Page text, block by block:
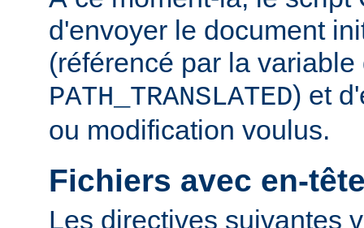
d'envoyer le document
(référencé par la
PATH_TRANSLATED) et
ou modification voulus.
Fichiers avec en-
Les directives suivantes